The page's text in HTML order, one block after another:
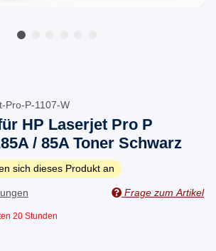
Pro-P-1107-W
HP Laserjet Pro P
/ 85A Toner Schwarz
sich dieses Produkt an
Frage zum Artikel
20 Stunden